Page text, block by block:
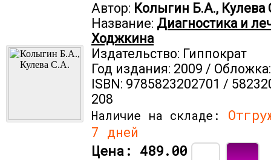
Автор: Колыгин Б.А., Кулева
Название: Диагностика и
Ходжкина
Издательство: Гиппократ
Год издания: 2009 /
ISBN: 9785823202701 /
208
Наличие на складе:
7 дней
Цена: 489.00